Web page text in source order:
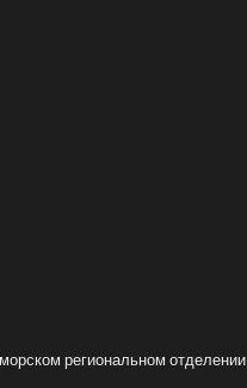
региональном отделении